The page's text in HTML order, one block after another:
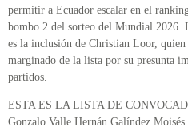
permitir a Ecuador escalar en el
bombo 2 del sorteo del Mundial 2026.
es la inclusión de Christian Loor, quien
marginado de la lista por su presunta
partidos.
ESTA ES LA LISTA DE
Gonzalo Valle Hernán Galíndez